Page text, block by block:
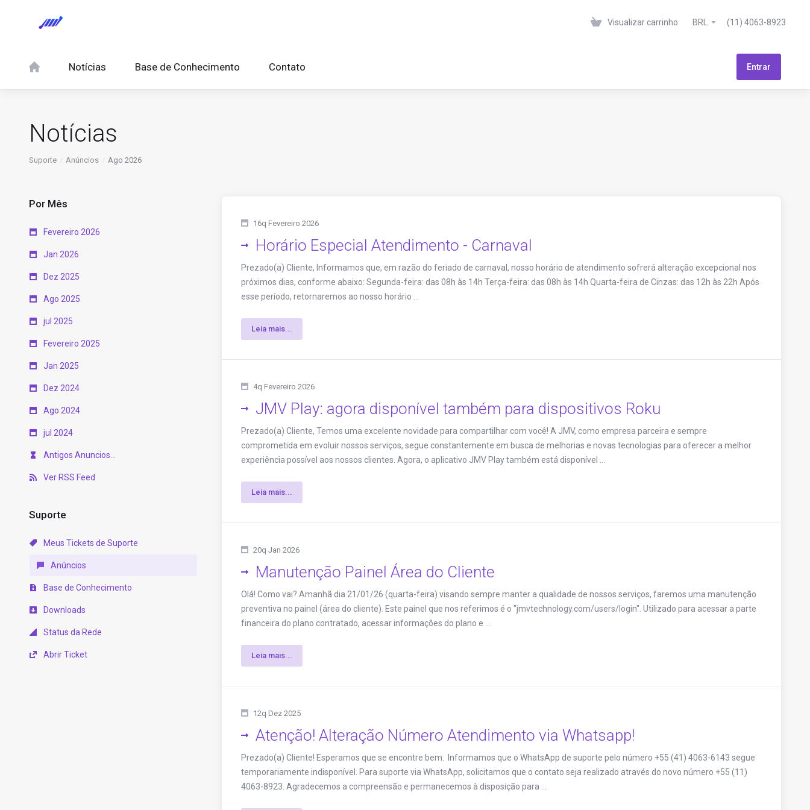
Visualizar carrinho BRL (11) 4063-8923
Notícias Base de Conhecimento Contato Entrar
Notícias
Suporte Anúncios Ago 2026
Por Mês
Fevereiro 2026
Jan 2026
Dez 2025
Ago 2025
jul 2025
Fevereiro 2025
Jan 2025
Dez 2024
Ago 2024
jul 2024
Antigos Anuncios...
Ver RSS Feed
Suporte
Meus Tickets de Suporte
Anúncios
Base de Conhecimento
Downloads
Status da Rede
Abrir Ticket
16q Fevereiro 2026
Horário Especial Atendimento - Carnaval
Prezado(a) Cliente, Informamos que, em razão do feriado de carnaval, nosso horário de atendimento sofrerá alteração excepcional nos
próximos dias, conforme abaixo: Segunda-feira: das 08h às 14h Terça-feira: das 08h às 14h Quarta-feira de Cinzas: das 12h às 22h Após
esse período, retornaremos ao nosso horário ...
Leia mais...
4q Fevereiro 2026
JMV Play: agora disponível também para dispositivos Roku
Prezado(a) Cliente, Temos uma excelente novidade para compartilhar com você! A JMV, como empresa parceira e sempre
comprometida em evoluir nossos serviços, segue constantemente em busca de melhorias e novas tecnologias para oferecer a melhor
experiência possível aos nossos clientes. Agora, o aplicativo JMV Play também está disponível ...
Leia mais...
20q Jan 2026
Manutenção Painel Área do Cliente
Olá! Como vai? Amanhã dia 21/01/26 (quarta-feira) visando sempre manter a qualidade de nossos serviços, faremos uma manutenção
preventiva no painel (área do cliente). Este painel que nos referimos é o "jmvtechnology.com/users/login". Utilizado para acessar a parte
financeira do plano contratado, acessar informações do plano e ...
Leia mais...
12q Dez 2025
Atenção! Alteração Número Atendimento via Whatsapp!
Prezado(a) Cliente! Esperamos que se encontre bem. Informamos que o WhatsApp de suporte pelo número +55 (41) 4063-6143 segue
temporariamente indisponível. Para suporte via WhatsApp, solicitamos que o contato seja realizado através do novo número +55 (11)
4063-8923. Agradecemos a compreensão e permanecemos à disposição para ...